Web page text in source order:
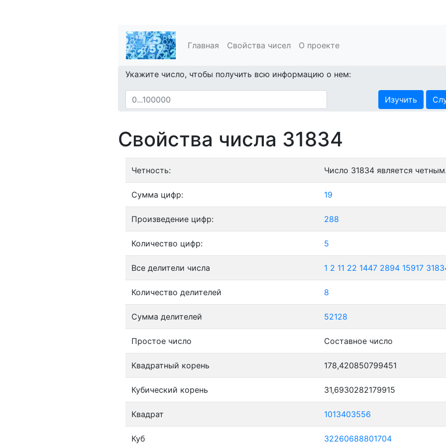
Главная Свойства чисел О проекте
Укажите число, чтобы получить всю информацию о нем:
Изучить
Свойства числа 31834
Четность: Число 31834 является
Сумма цифр: 19
Произведение цифр: 288
Количество цифр: 5
Все делители числа 1 2 11 22 1447 2894 15917
Количество делителей 8
Сумма делителей 52128
Простое число Составное число
Квадратный корень 178,420850799451
Кубический корень 31,6930282179915
Квадрат 1013403556
Куб 32260688801704